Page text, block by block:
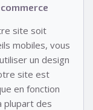
site soit
mobiles, vous
un design
site est
en fonction
plupart des